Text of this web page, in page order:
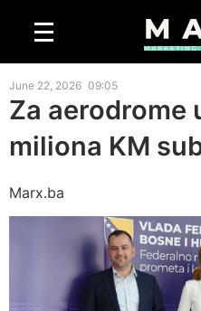
June 22, 2026 09:05
Za aerodrome
miliona KM
Marx.ba